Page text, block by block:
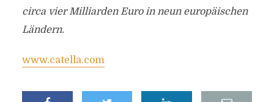
circa vier Milliarden Euro in neun europäischen
Ländern.
www.catella.com